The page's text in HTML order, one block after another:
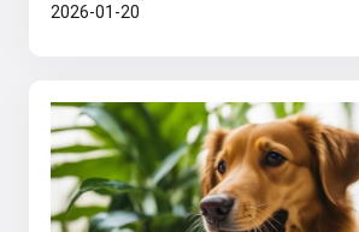
2026-01-20